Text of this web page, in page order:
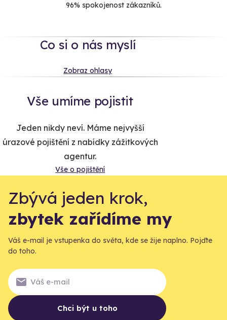
96% spokojenost zákazníků.
Co si o nás myslí
Zobraz ohlasy
Vše umíme pojistit
Jeden nikdy neví. Máme nejvyšší
úrazové pojištění z nabídky zážitkových
agentur.
Vše o pojištění
Zbývá jeden krok,
zbytek zařídíme my
Váš e-mail je vstupenka do světa, kde se žije naplno. Pojďte
do toho.
Chci být u toho